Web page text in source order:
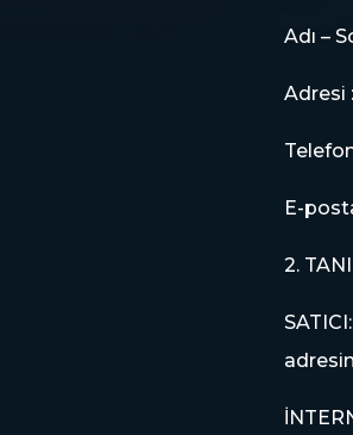
Adı –
Adresi :
E-
2.